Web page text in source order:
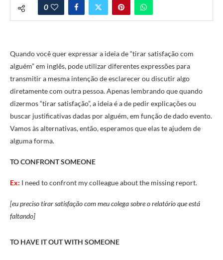
0
Quando você quer expressar a ideia de “tirar satisfação com
alguém” em inglês, pode utilizar diferentes expressões para
transmitir a mesma intenção de esclarecer ou discutir algo
diretamente com outra pessoa. Apenas lembrando que quando
dizermos “tirar satisfação”, a ideia é a de pedir explicações ou
buscar justificativas dadas por alguém, em função de dado evento.
Vamos às alternativas, então, esperamos que elas te ajudem de
alguma forma.
TO CONFRONT SOMEONE
Ex: I need to confront my colleague about the missing report.
[eu preciso tirar satisfação com meu colega sobre o relatório que está
faltando]
TO HAVE IT OUT WITH SOMEONE